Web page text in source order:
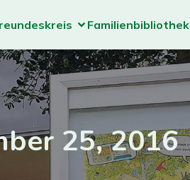
Familienbibliothek
25, 2016